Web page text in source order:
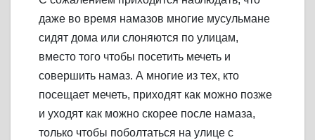
даже во время намазов многие мусульмане
сидят дома или слоняются по улицам,
вместо того чтобы посетить мечеть и
совершить намаз. А многие из тех, кто
посещает мечеть, приходят как можно позже
и уходят как можно скорее после намаза,
только чтобы поболтаться на улице с